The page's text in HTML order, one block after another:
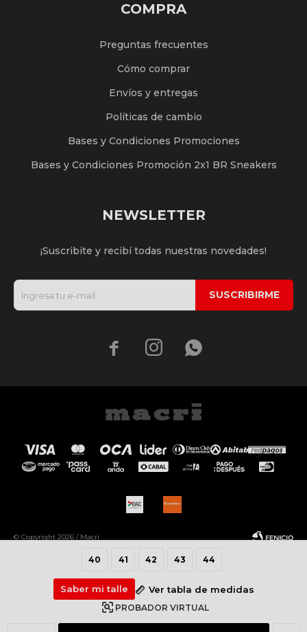
40 41 42 43 44
Saber mi talle Ver tabla de medidas
PROBADOR VIRTUAL
COMPRA
Preguntas frecuentes
Cómo comprar
Envíos y entregas
Políticas de cambio
Bases y Condiciones Promociones
Bases y Condiciones Promoción 2x1 BR Sneakers
NEWSLETTER
¡Suscribite y recibí todas nuestras novedades!
SUSCRIBIRME
  
© Copyright 2026 / Macri